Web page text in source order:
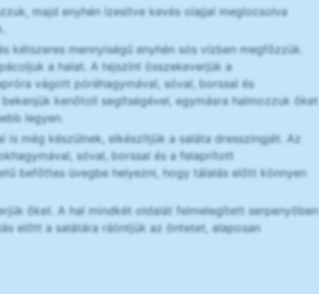
majd enyhén ízesítve kevés olajjal meglocsolva
kétszeres mennyiségű enyhén sós vízben megfőzzük.
a halat. A tejszínt összekeverjük a
vágott póréhagymával, sóval, borssal és
kenőtoll segítségével, egymásra halmozzuk őket
legyen.
is még készülnek, elkészítjük a saláta dresszingjét. Az
sóval, borssal és a felaprított
befőttes üvegbe helyezni, hogy tálalás előtt könnyen
őket. A hal mindkét oldalát felmelegített serpenyőben
előtt a salátára ráöntjük az öntetet, alaposan